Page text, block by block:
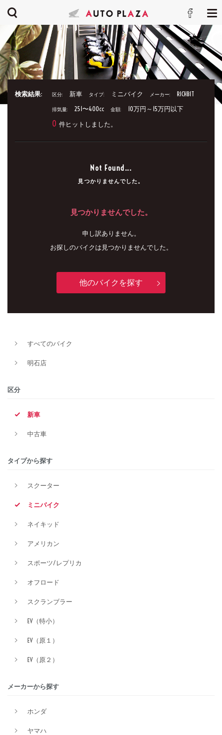
検索結果: 区分: 新車 タイプ: ミニバイク メーカー: RICHBIT
排気量: 251〜400cc 金額: 10万円～15万円以下
0 件ヒットしました。
Not Found...
見つかりませんでした。
見つかりませんでした。
申し訳ありません。
お探しのバイクは見つかりませんでした。
他のバイクを探す
すべてのバイク
明石店
区分
新車
中古車
タイプから探す
スクーター
ミニバイク
ネイキッド
アメリカン
スポーツ/レプリカ
オフロード
スクランブラー
EV（特小）
EV（原１）
EV（原２）
メーカーから探す
ホンダ
ヤマハ
新車
タイプ
価格